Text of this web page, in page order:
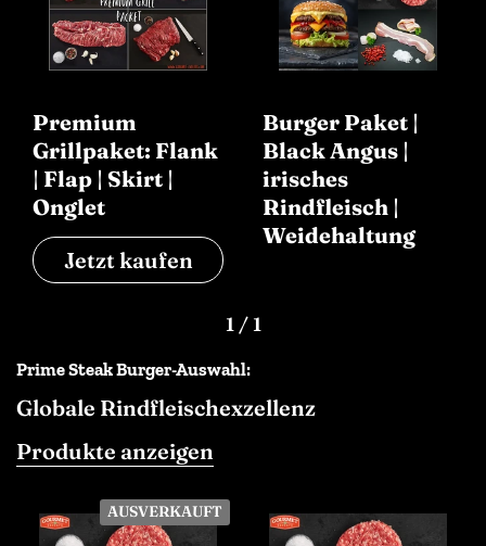
Premium
Grillpaket: Flank
| Flap | Skirt |
Onglet
Jetzt kaufen
Burger Paket |
Black Angus |
irisches
Rindfleisch |
Weidehaltung
1 / 1
Prime Steak Burger-Auswahl:
Globale Rindfleischexzellenz
Produkte anzeigen
AUSVERKAUFT